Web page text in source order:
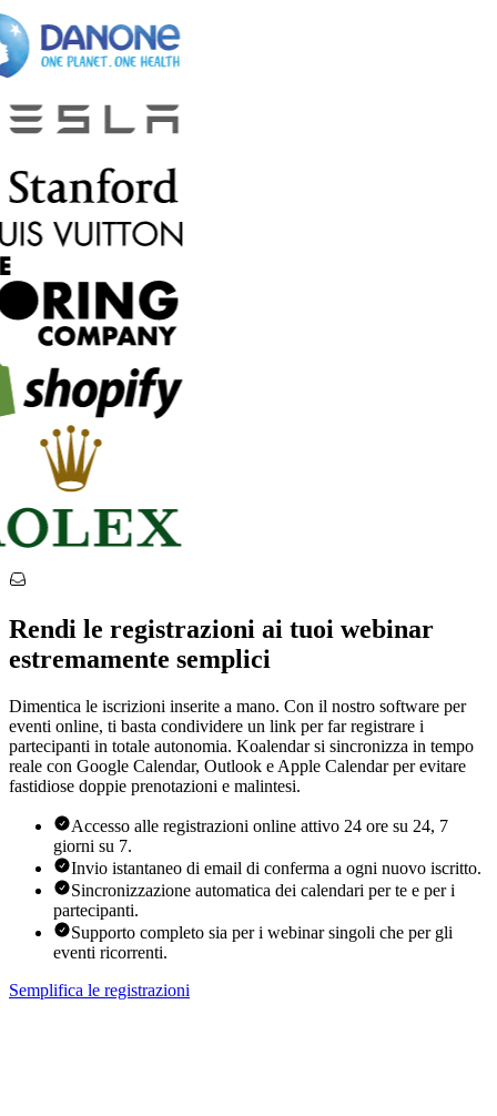
Rendi le registrazioni ai tuoi webinar
estremamente semplici
Dimentica le iscrizioni inserite a mano. Con il nostro software per
eventi online, ti basta condividere un link per far registrare i
partecipanti in totale autonomia. Koalendar si sincronizza in tempo
reale con Google Calendar, Outlook e Apple Calendar per evitare
fastidiose doppie prenotazioni e malintesi.
Accesso alle registrazioni online attivo 24 ore su 24, 7
giorni su 7.
Invio istantaneo di email di conferma a ogni nuovo iscritto.
Sincronizzazione automatica dei calendari per te e per i
partecipanti.
Supporto completo sia per i webinar singoli che per gli
eventi ricorrenti.
Semplifica le registrazioni